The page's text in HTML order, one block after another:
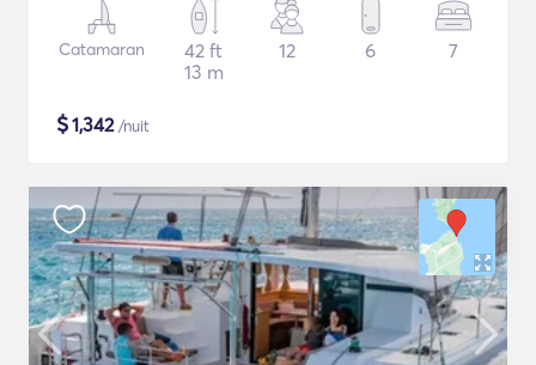
Catamaran
42 ft
13 m
12 6 7
$1,342/nuit